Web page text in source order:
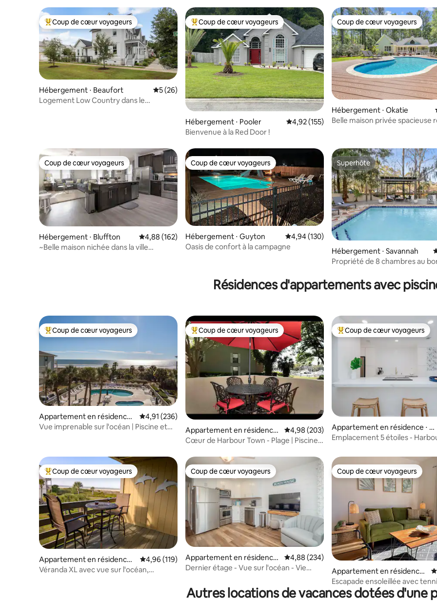
Coups de cœur voyageurs les plus appréciés
Coup de cœur voyageurs
Hébergement ⋅ Beaufort Évaluation moyenne sur la base de 26 commentaires : 5 sur 5
5 (26)
Logement Low Country dans le
Coups de cœur voyageurs les plus appréciés
Coup de cœur voyageurs
Hébergement ⋅ Pooler Évaluation moyenne sur la base de 155
4,92 (155)
Bienvenue à la Red Door !
Coup de cœur voyageurs
Coup de cœur voyageurs
Hébergement ⋅ Okatie
Belle maison privée spacieuse
Coup de cœur voyageurs
Coup de cœur voyageurs
Hébergement ⋅ Bluffton Évaluation moyenne sur la base de 162 commentaires : 4,88 sur 5
4,88 (162)
~Belle maison nichée dans la ville
Coup de cœur voyageurs
Coup de cœur voyageurs
Hébergement ⋅ Guyton Évaluation moyenne sur la base de 130
4,94 (130)
Oasis de confort à la campagne
Superhôte
Superhôte
Hébergement ⋅ Savannah
Propriété de 8 chambres au
Résidences d'appartements avec
Coups de cœur voyageurs les plus appréciés
Coup de cœur voyageurs
Appartement en résidence ⋅
Hilton Head Island
Évaluation moyenne sur la base de 236 commentaires : 4,91 sur 5
4,91 (236)
Vue imprenable sur l'océan | Piscine et
Coups de cœur voyageurs les plus appréciés
Coup de cœur voyageurs
Appartement en résidence
⋅ Hilton Head Island
Évaluation moyenne sur la base de 203
4,98 (203)
Cœur de Harbour Town - Plage | Piscine |
Coups de cœur voyageurs les
Coup de cœur voyageurs
Appartement en résidence ⋅ Hil
ton Head Island
Emplacement 5 étoiles -
Coups de cœur voyageurs les plus appréciés
Coup de cœur voyageurs
Appartement en résidence ⋅
Tybee Island
Évaluation moyenne sur la base de 119 commentaires : 4,96 sur 5
4,96 (119)
Véranda XL avec vue sur l'océan,
Coup de cœur voyageurs
Coup de cœur voyageurs
Appartement en résidence
⋅ Hilton Head Island
Évaluation moyenne sur la base de 234
4,88 (234)
Dernier étage - Vue sur l'océan - Vie
Coup de cœur voyageurs
Coup de cœur voyageurs
Appartement en résidence
⋅ Hilton Head Island
Escapade ensoleillée avec
pickleball
Autres locations de vacances dotées d'une